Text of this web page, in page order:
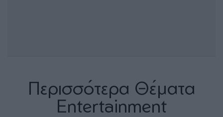
Περισσότερα Θέματα
Entertainment